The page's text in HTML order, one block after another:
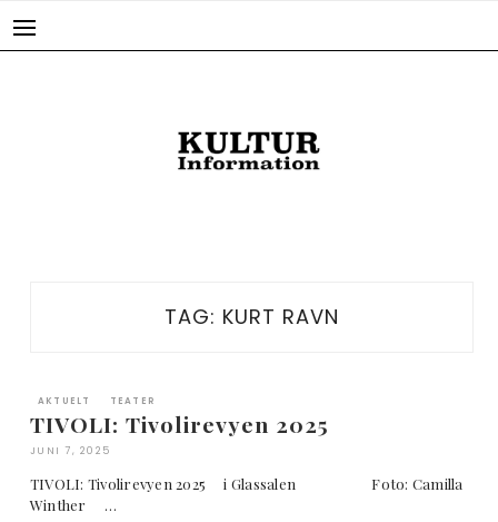
TAG: KURT RAVN
AKTUELT TEATER
TIVOLI: Tivolirevyen 2025
JUNI 7, 2025
TIVOLI: Tivolirevyen 2025 i Glassalen Foto: Camilla
Winther …